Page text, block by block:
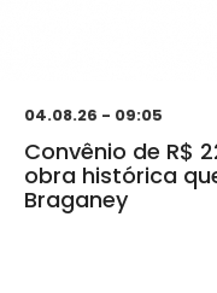
04.08.26 - 09:05
Convênio de R$
obra histórica
Braganey